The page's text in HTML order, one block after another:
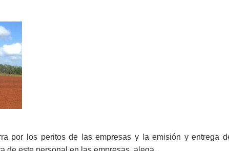
por los peritos de las empresas y la emisión y entrega